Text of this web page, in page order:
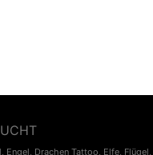
, Engel, Drachen Tattoo, Elfe, Flügel,